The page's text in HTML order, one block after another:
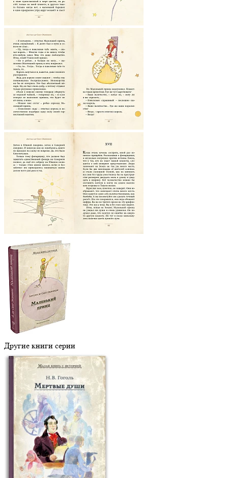
Другие книги серии